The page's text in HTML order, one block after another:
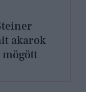
akarok